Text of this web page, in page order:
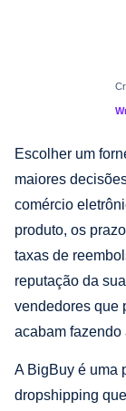
Escolher um
maiores
comércio
produto, os
taxas de
reputação da
vendedores que
acabam
A BigBuy é uma
dropshipping